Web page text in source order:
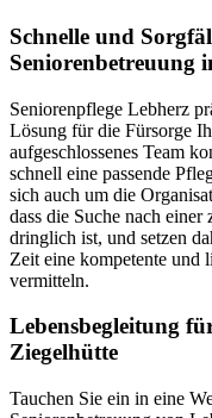
Schnelle und
Seniorenbetreuung
Seniorenpflege Lebherz
Lösung für die Fürsorge
aufgeschlossenes Team
schnell eine passende
sich auch um die
dass die Suche nach
dringlich ist, und setzen
Zeit eine kompetente und
vermitteln.
Lebensbegleitung
Ziegelhütte
Tauchen Sie ein in eine